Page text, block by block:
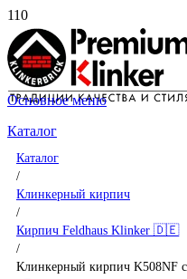
Основное меню
Каталог
Каталог
/
Клинкерный кирпич
/
Кирпич Feldhaus Klinker 🇩🇪
/
Клинкерный кирпич K508NF